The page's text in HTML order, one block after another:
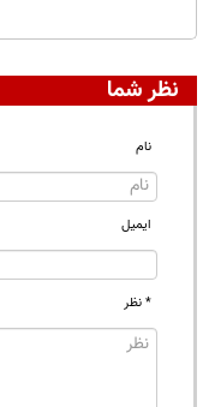
نظر شما
نام
ایمیل
* نظر